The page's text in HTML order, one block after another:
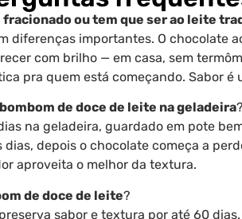
ou tem que ser ao leite
diferenças importantes. O chocolate
com brilho — em casa, sem
pra quem está começando. Sabor
de doce de leite na geladeira?
na geladeira, guardado em pote
dias, depois o chocolate começa a
aproveita o melhor da textura.
de doce de leite?
sabor e textura por até 60